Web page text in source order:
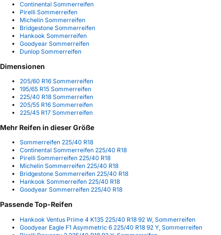
Continental Sommerreifen
Pirelli Sommerreifen
Michelin Sommerreifen
Bridgestone Sommerreifen
Hankook Sommerreifen
Goodyear Sommerreifen
Dunlop Sommerreifen
Dimensionen
205/60 R16 Sommerreifen
195/65 R15 Sommerreifen
225/40 R18 Sommerreifen
205/55 R16 Sommerreifen
225/45 R17 Sommerreifen
Mehr Reifen in dieser Größe
Sommerreifen 225/40 R18
Continental Sommerreifen 225/40 R18
Pirelli Sommerreifen 225/40 R18
Michelin Sommerreifen 225/40 R18
Bridgestone Sommerreifen 225/40 R18
Hankook Sommerreifen 225/40 R18
Goodyear Sommerreifen 225/40 R18
Passende Top-Reifen
Hankook Ventus Prime 4 K135 225/40 R18 92 W, Sommerreifen
Goodyear Eagle F1 Asymmetric 6 225/40 R18 92 Y, Sommerreifen